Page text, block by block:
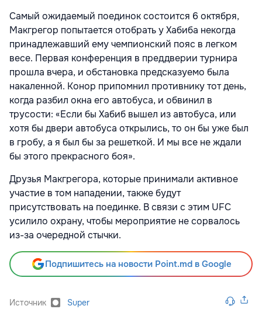
Самый ожидаемый поединок состоится 6 октября,
Макгрегор попытается отобрать у Хабиба некогда
принадлежавший ему чемпионский пояс в легком
весе. Первая конференция в преддверии турнира
прошла вчера, и обстановка предсказуемо была
накаленной. Конор припомнил противнику тот день,
когда разбил окна его автобуса, и обвинил в
трусости: «Если бы Хабиб вышел из автобуса, или
хотя бы двери автобуса открылись, то он бы уже был
в гробу, а я был бы за решеткой. И мы все не ждали
бы этого прекрасного боя».
Друзья Макгрегора, которые принимали активное
участие в том нападении, также будут
присутствовать на поединке. В связи с этим UFC
усилило охрану, чтобы мероприятие не сорвалось
из-за очередной стычки.
Подпишитесь на новости Point.md в Google
Источник Super